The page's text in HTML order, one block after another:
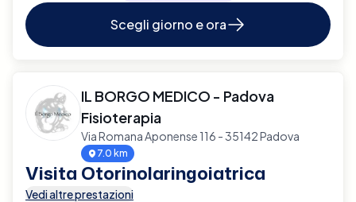
Scegli giorno e ora
IL BORGO MEDICO - Padova
Fisioterapia
Via Romana Aponense 116 - 35142 Padova
7.0 km
Visita Otorinolaringoiatrica
Vedi altre prestazioni